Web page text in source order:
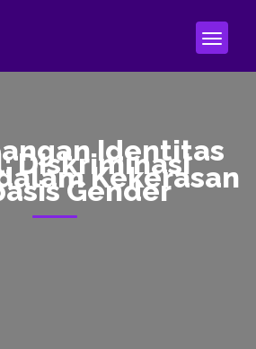
Identitas
Diskriminasi
Kekerasan
Gender